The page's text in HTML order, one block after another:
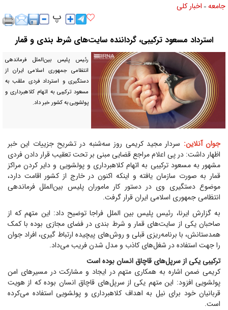
جامعه » اخبار كلی
استرداد مسعود ترکیبی، گرداننده سایت‌های شرط بندی و قمار
رئیس پلیس بین‌الملل فرماندهی
انتظامی جمهوری اسلامی ایران از
دستگیری و استرداد فردی ملقب به
مسعود ترکیبی به اتهام کلاهبرداری و
پولشویی به کشور خبر داد.
جوان آنلاین: سردار مجید کریمی روز سه‌شنبه در تشریح جزییات این خبر
اظهار داشت: در پی اعلام مراجع قضایی مبنی بر تحت تعقیب قرار دادن فردی
مشهور به مسعود ترکیبی به اتهام کلاهبرداری و پولشویی و دایر کردن مراکز
قمار به صورت سازمان یافته و اینکه اکنون در خارج از کشور اقامت دارد،
موضوع دستگیری وی در دستور کار ماموران پلیس بین‌الملل فرماندهی
انتظامی جمهوری اسلامی ایران قرار گرفت.
به گزارش ایرنا، رئیس پلیس بین الملل فراجا توضیح داد: این متهم که از
صاحبان یکی از سایت‌های قمار و شرط بندی در فضای مجازی بوده با کمک
همدستانش، با برنامه‌ریزی قبلی و روش‌های پیچیده ارتباط گیری، افراد جوان
را جهت استفاده در شغل‌های کاذب و مدل شدن فریب می‌داد.
ترکیبی یکی از سرپل‌های قاچاق انسان بوده است
کریمی ضمن اشاره به همکاری متهم در ایجاد و مشارکت در مسیر‌های امن
پولشویی افزود: این متهم یکی از سرپل‌های قاچاق انسان بوده که از هویت
قربانیان خود برای نیل به اهداف کلاهبرداری و پولشویی استفاده می‌کرده
است.